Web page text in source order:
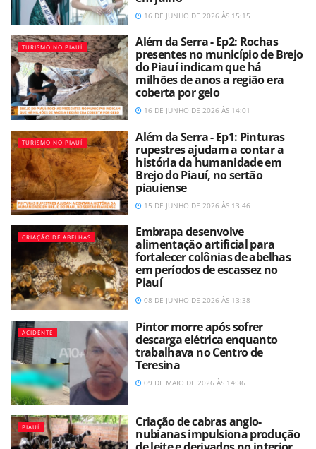
16 DE JUNHO DE 2026 ÀS 15:15
TURISMO NO PIAUÍ
Além da Serra - Ep2: Rochas
presentes no município de Brejo
do Piauí indicam que há
milhões de anos a região era
coberta por gelo
16 DE JUNHO DE 2026 ÀS 14:01
TURISMO NO PIAUÍ
Além da Serra - Ep1: Pinturas
rupestres ajudam a contar a
história da humanidade em
Brejo do Piauí, no sertão
piauiense
15 DE JUNHO DE 2026 ÀS 13:46
CRIAÇÃO DE ABELHAS
Embrapa desenvolve
alimentação artificial para
fortalecer colônias de abelhas
em períodos de escassez no
Piauí
08 DE JUNHO DE 2026 ÀS 13:38
ACIDENTE
Pintor morre após sofrer
descarga elétrica enquanto
trabalhava no Centro de
Teresina
09 DE MAIO DE 2026 ÀS 14:36
PIAUÍ
Criação de cabras anglo-
nubianas impulsiona produção